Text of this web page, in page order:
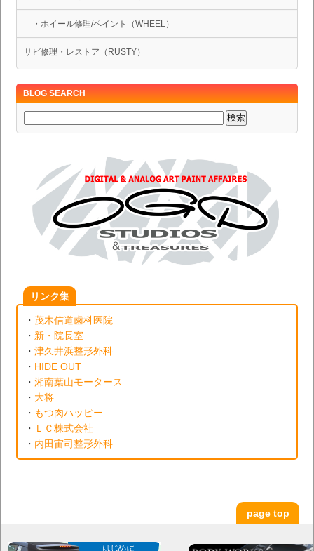
・ホイール修理/ペイント（WHEEL）
サビ修理・レストア（RUSTY）
BLOG SEARCH
リンク集
・ 茂木信道歯科医院
・ 新・院長室
・津久井浜整形外科
・ HIDE OUT
・湘南葉山モータース
・ 大将
・ もつ肉ハッピー
・ ＬＣ株式会社
・ 内田宙司整形外科
page top